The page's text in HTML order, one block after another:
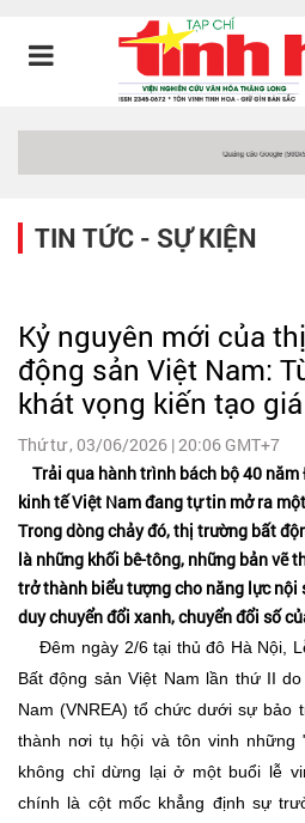
TIN TỨC - SỰ KIỆN
Kỷ nguyên mới của
động sản Việt Nam:
khát vọng kiến tạo
Thứ tư , 03/06/2026 | 20:06 GMT+7
Trải qua hành trình bách bộ 40 năm
kinh tế Việt Nam đang tự tin mở ra
Trong dòng chảy đó, thị trường bất
là những khối bê-tông, những bản vẽ
trở thành biểu tượng cho năng lực
duy chuyển đổi xanh, chuyển đổi số
​Đêm ngày 2/6 tại thủ đô Hà Nội,
Bất động sản Việt Nam lần thứ II
Nam (VNREA) tổ chức dưới sự bảo
thành nơi tụ hội và tôn vinh những
không chỉ dừng lại ở một buổi lễ
chính là cột mốc khẳng định sự